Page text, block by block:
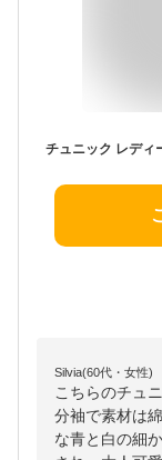
Silvia(60代・女性)
こちらのチュ
分袖で素材は
な青と白の細